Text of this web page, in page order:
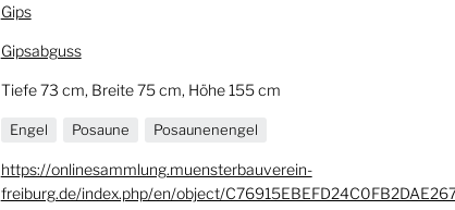
Gips
Gipsabguss
Tiefe 73 cm, Breite 75 cm, Höhe 155 cm
Engel Posaune Posaunenengel
https://onlinesammlung.muensterbauverein-
freiburg.de/index.php/en/object/